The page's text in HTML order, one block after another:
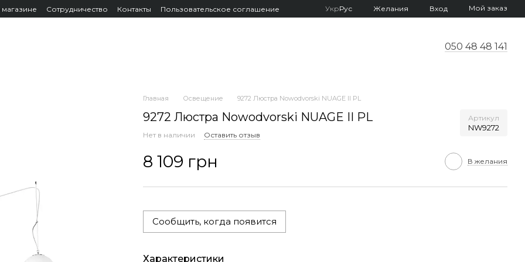
Сотрудничество Контакты Пользовательское соглашение УкрРус Желания Вход Мой заказ
050 48 48 141
Главная Освещение 9272 Люстра Nowodvorski NUAGE II PL
9272 Люстра Nowodvorski NUAGE II PL Артикул
NW9272
Нет в наличии Оставить отзыв
8 109 грн В желания
Сообщить, когда появится
Характеристики